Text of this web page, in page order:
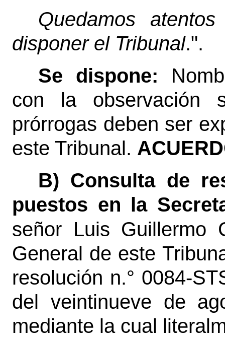
Quedamos
disponer el Tribunal.".
Se dispone:
con la observación
prórrogas deben ser
este Tribunal.
B) Consulta de
puestos en la
señor Luis Guillermo
General de este
resolución n.° 0084-
del veintinueve de
mediante la cual